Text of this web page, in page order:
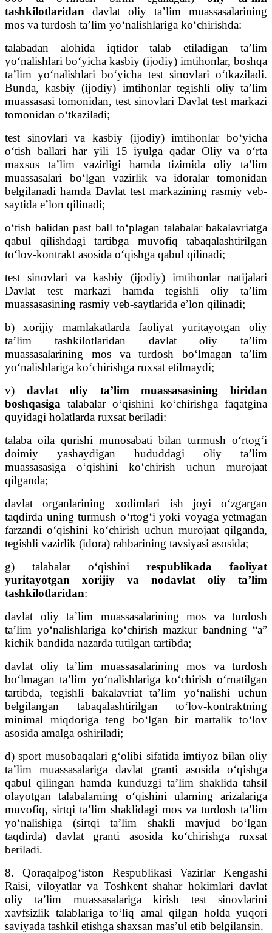
tashkilotlaridan davlat oliy ta’lim muassasalarining
mos va turdosh ta’lim yo‘nalishlariga ko‘chirishda:
talabadan alohida iqtidor talab etiladigan ta’lim
yo‘nalishlari bo‘yicha kasbiy (ijodiy) imtihonlar, boshqa
ta’lim yo‘nalishlari bo‘yicha test sinovlari o‘tkaziladi.
Bunda, kasbiy (ijodiy) imtihonlar tegishli oliy ta’lim
muassasasi tomonidan, test sinovlari Davlat test markazi
tomonidan o‘tkaziladi;
test sinovlari va kasbiy (ijodiy) imtihonlar bo‘yicha
o‘tish ballari har yili 15 iyulga qadar Oliy va o‘rta
maxsus ta’lim vazirligi hamda tizimida oliy ta’lim
muassasalari bo‘lgan vazirlik va idoralar tomonidan
belgilanadi hamda Davlat test markazining rasmiy veb-
saytida e’lon qilinadi;
o‘tish balidan past ball to‘plagan talabalar bakalavriatga
qabul qilishdagi tartibga muvofiq tabaqalashtirilgan
to‘lov-kontrakt asosida o‘qishga qabul qilinadi;
test sinovlari va kasbiy (ijodiy) imtihonlar natijalari
Davlat test markazi hamda tegishli oliy ta’lim
muassasasining rasmiy veb-saytlarida e’lon qilinadi;
b) xorijiy mamlakatlarda faoliyat yuritayotgan oliy
ta’lim tashkilotlaridan davlat oliy ta’lim
muassasalarining mos va turdosh bo‘lmagan ta’lim
yo‘nalishlariga ko‘chirishga ruxsat etilmaydi;
v) davlat oliy ta’lim muassasasining biridan
boshqasiga talabalar o‘qishini ko‘chirishga faqatgina
quyidagi holatlarda ruxsat beriladi:
talaba oila qurishi munosabati bilan turmush o‘rtog‘i
doimiy yashaydigan hududdagi oliy ta’lim
muassasasiga o‘qishini ko‘chirish uchun murojaat
qilganda;
davlat organlarining xodimlari ish joyi o‘zgargan
taqdirda uning turmush o‘rtog‘i yoki voyaga yetmagan
farzandi o‘qishini ko‘chirish uchun murojaat qilganda,
tegishli vazirlik (idora) rahbarining tavsiyasi asosida;
g) talabalar o‘qishinirespublikada faoliyat
yuritayotgan xorijiy va nodavlat oliy ta’lim
tashkilotlaridan:
davlat oliy ta’lim muassasalarining mos va turdosh
ta’lim yo‘nalishlariga ko‘chirish mazkur bandning “a”
kichik bandida nazarda tutilgan tartibda;
davlat oliy ta’lim muassasalarining mos va turdosh
bo‘lmagan ta’lim yo‘nalishlariga ko‘chirish o‘rnatilgan
tartibda, tegishli bakalavriat ta’lim yo‘nalishi uchun
belgilangan tabaqalashtirilgan to‘lov-kontraktning
minimal miqdoriga teng bo‘lgan bir martalik to‘lov
asosida amalga oshiriladi;
d) sport musobaqalari g‘olibi sifatida imtiyoz bilan oliy
ta’lim muassasalariga davlat granti asosida o‘qishga
qabul qilingan hamda kunduzgi ta’lim shaklida tahsil
olayotgan talabalarning o‘qishini ularning arizalariga
muvofiq, sirtqi ta’lim shaklidagi mos va turdosh ta’lim
yo‘nalishiga (sirtqi ta’lim shakli mavjud bo‘lgan
taqdirda) davlat granti asosida ko‘chirishga ruxsat
beriladi.
8. Qoraqalpog‘iston Respublikasi Vazirlar Kengashi
Raisi, viloyatlar va Toshkent shahar hokimlari davlat
oliy ta’lim muassasalariga kirish test sinovlarini
xavfsizlik talablariga to‘liq amal qilgan holda yuqori
saviyada tashkil etishga shaxsan mas’ul etib belgilansin.